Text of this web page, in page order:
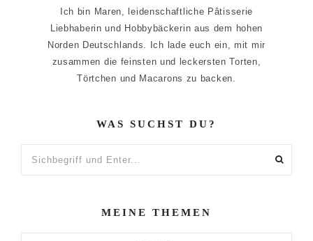
Ich bin Maren, leidenschaftliche Pâtisserie
Liebhaberin und Hobbybäckerin aus dem hohen
Norden Deutschlands. Ich lade euch ein, mit mir
zusammen die feinsten und leckersten Torten,
Törtchen und Macarons zu backen.
WAS SUCHST DU?
MEINE THEMEN